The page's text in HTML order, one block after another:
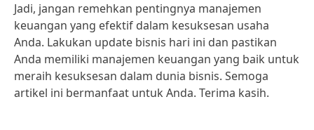
Jadi, jangan remehkan pentingnya manajemen
keuangan yang efektif dalam kesuksesan usaha
Anda. Lakukan update bisnis hari ini dan pastikan
Anda memiliki manajemen keuangan yang baik untuk
meraih kesuksesan dalam dunia bisnis. Semoga
artikel ini bermanfaat untuk Anda. Terima kasih.